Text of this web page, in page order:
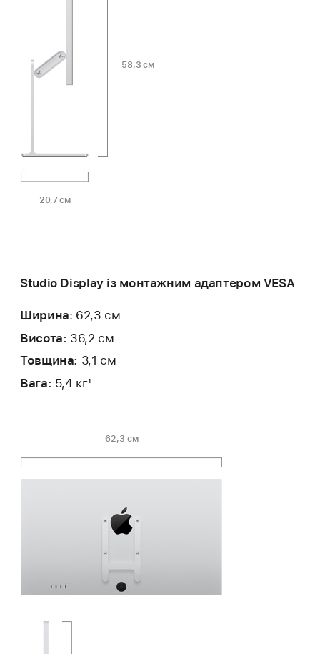
58,3 см
20,7 см
Studio Display із монтажним адаптером VESA
Висота: 36,2 см
Ширина: 62,3 см
Товщина: 3,1 см
Вага: 5,4 кг1
Глибина
підставки:
Висота:
Ширина:
62,3 см